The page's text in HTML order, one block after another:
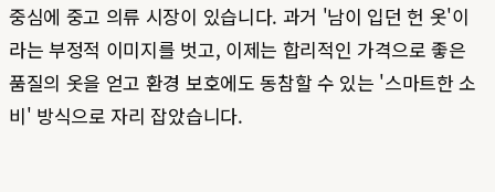
중심에 중고 의류 시장이 있습니다. 과거 '남이 입던 헌 옷'이
라는 부정적 이미지를 벗고, 이제는 합리적인 가격으로 좋은
품질의 옷을 얻고 환경 보호에도 동참할 수 있는 '스마트한 소
비' 방식으로 자리 잡았습니다.